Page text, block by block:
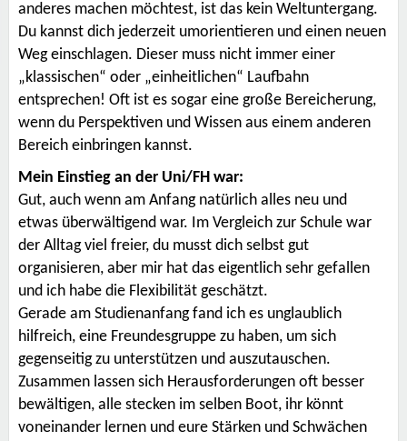
anderes machen möchtest, ist das kein Weltuntergang.
Du kannst dich jederzeit umorientieren und einen neuen
Weg einschlagen. Dieser muss nicht immer einer
„klassischen“ oder „einheitlichen“ Laufbahn
entsprechen! Oft ist es sogar eine große Bereicherung,
wenn du Perspektiven und Wissen aus einem anderen
Bereich einbringen kannst.
Mein Einstieg an der Uni/FH war:
Gut, auch wenn am Anfang natürlich alles neu und
etwas überwältigend war. Im Vergleich zur Schule war
der Alltag viel freier, du musst dich selbst gut
organisieren, aber mir hat das eigentlich sehr gefallen
und ich habe die Flexibilität geschätzt.
Gerade am Studienanfang fand ich es unglaublich
hilfreich, eine Freundesgruppe zu haben, um sich
gegenseitig zu unterstützen und auszutauschen.
Zusammen lassen sich Herausforderungen oft besser
bewältigen, alle stecken im selben Boot, ihr könnt
voneinander lernen und eure Stärken und Schwächen